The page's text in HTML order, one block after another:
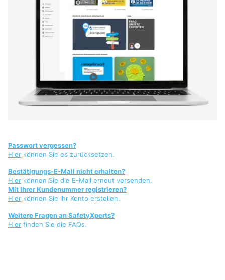
Passwort vergessen?
Hier können Sie es zurücksetzen.
Bestätigungs-E-Mail nicht erhalten?
Hier können Sie die E-Mail erneut versenden.
Mit Ihrer Kundenummer registrieren?
Hier können Sie Ihr Konto erstellen.
Weitere Fragen an SafetyXperts?
Hier finden Sie die FAQs.